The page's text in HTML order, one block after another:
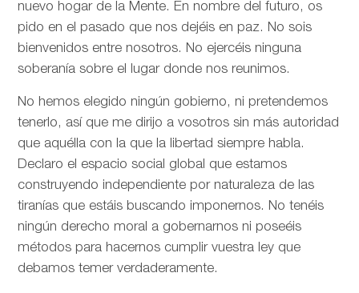
nuevo hogar de la Mente. En nombre del futuro, os
pido en el pasado que nos dejéis en paz. No sois
bienvenidos entre nosotros. No ejercéis ninguna
soberanía sobre el lugar donde nos reunimos.
No hemos elegido ningún gobierno, ni pretendemos
tenerlo, así que me dirijo a vosotros sin más autoridad
que aquélla con la que la libertad siempre habla.
Declaro el espacio social global que estamos
construyendo independiente por naturaleza de las
tiranías que estáis buscando imponernos. No tenéis
ningún derecho moral a gobernarnos ni poseéis
métodos para hacernos cumplir vuestra ley que
debamos temer verdaderamente.